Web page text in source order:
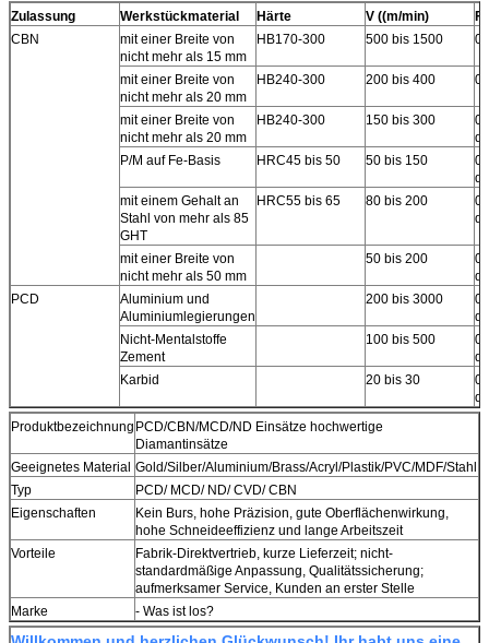
Zulassung Werkstückmaterial Härte V ((m/min)
F
CBN
mit einer Breite von
nicht mehr als 15 mm
HB170-300 500 bis 1500
mit einer Breite von
nicht mehr als 20 mm
HB240-300 200 bis 400
mit einer Breite von
nicht mehr als 20 mm
HB240-300 150 bis 300
P/M auf Fe-Basis
HRC45 bis 50 50 bis 150
mit einem Gehalt an
Stahl von mehr als 85
GHT
HRC55 bis 65 80 bis 200
mit einer Breite von
nicht mehr als 50 mm
50 bis 200
PCD
Aluminium und
Aluminiumlegierungen
200 bis 3000
Nicht-Mentalstoffe
Zement
100 bis 500
Karbid
20 bis 30
Produktbezeichnung PCD/CBN/MCD/ND Einsätze hochwertige
Diamantinsätze
Geeignetes Material Gold/Silber/Aluminium/Brass/Acryl/Plastik/PVC/MDF/Stahl
Typ
PCD/ MCD/ ND/ CVD/ CBN
Eigenschaften
Kein Burs, hohe Präzision, gute Oberflächenwirkung,
hohe Schneideeffizienz und lange Arbeitszeit
Vorteile
Fabrik-Direktvertrieb, kurze Lieferzeit; nicht-
standardmäßige Anpassung, Qualitätssicherung;
aufmerksamer Service, Kunden an erster Stelle
Marke
- Was ist los?